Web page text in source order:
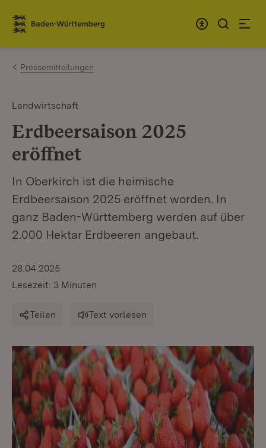
Zum Inhalt springen
Link zur Startseite
Pressemitteilungen
Landwirtschaft
Erdbeersaison 2025
eröffnet
In Oberkirch ist die heimische
Erdbeersaison 2025 eröffnet worden. In
ganz Baden-Württemberg werden auf über
2.000 Hektar Erdbeeren angebaut.
28.04.2025
Lesezeit: 3 Minuten
Teilen Text vorlesen